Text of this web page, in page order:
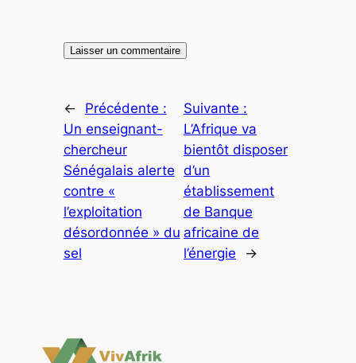
←
Précédente :
Un enseignant-
chercheur
Sénégalais alerte
contre «
l’exploitation
désordonnée » du
sel
Suivante :
L’Afrique va
bientôt disposer
d’un
établissement
de Banque
africaine de
l’énergie
→